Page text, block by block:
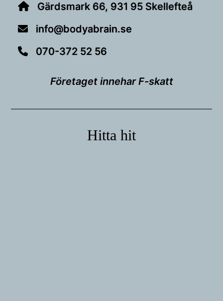
Gärdsmark 66, 931 95 Skellefteå
info@bodyabrain.se
070-372 52 56
Företaget innehar F-skatt
Hitta hit